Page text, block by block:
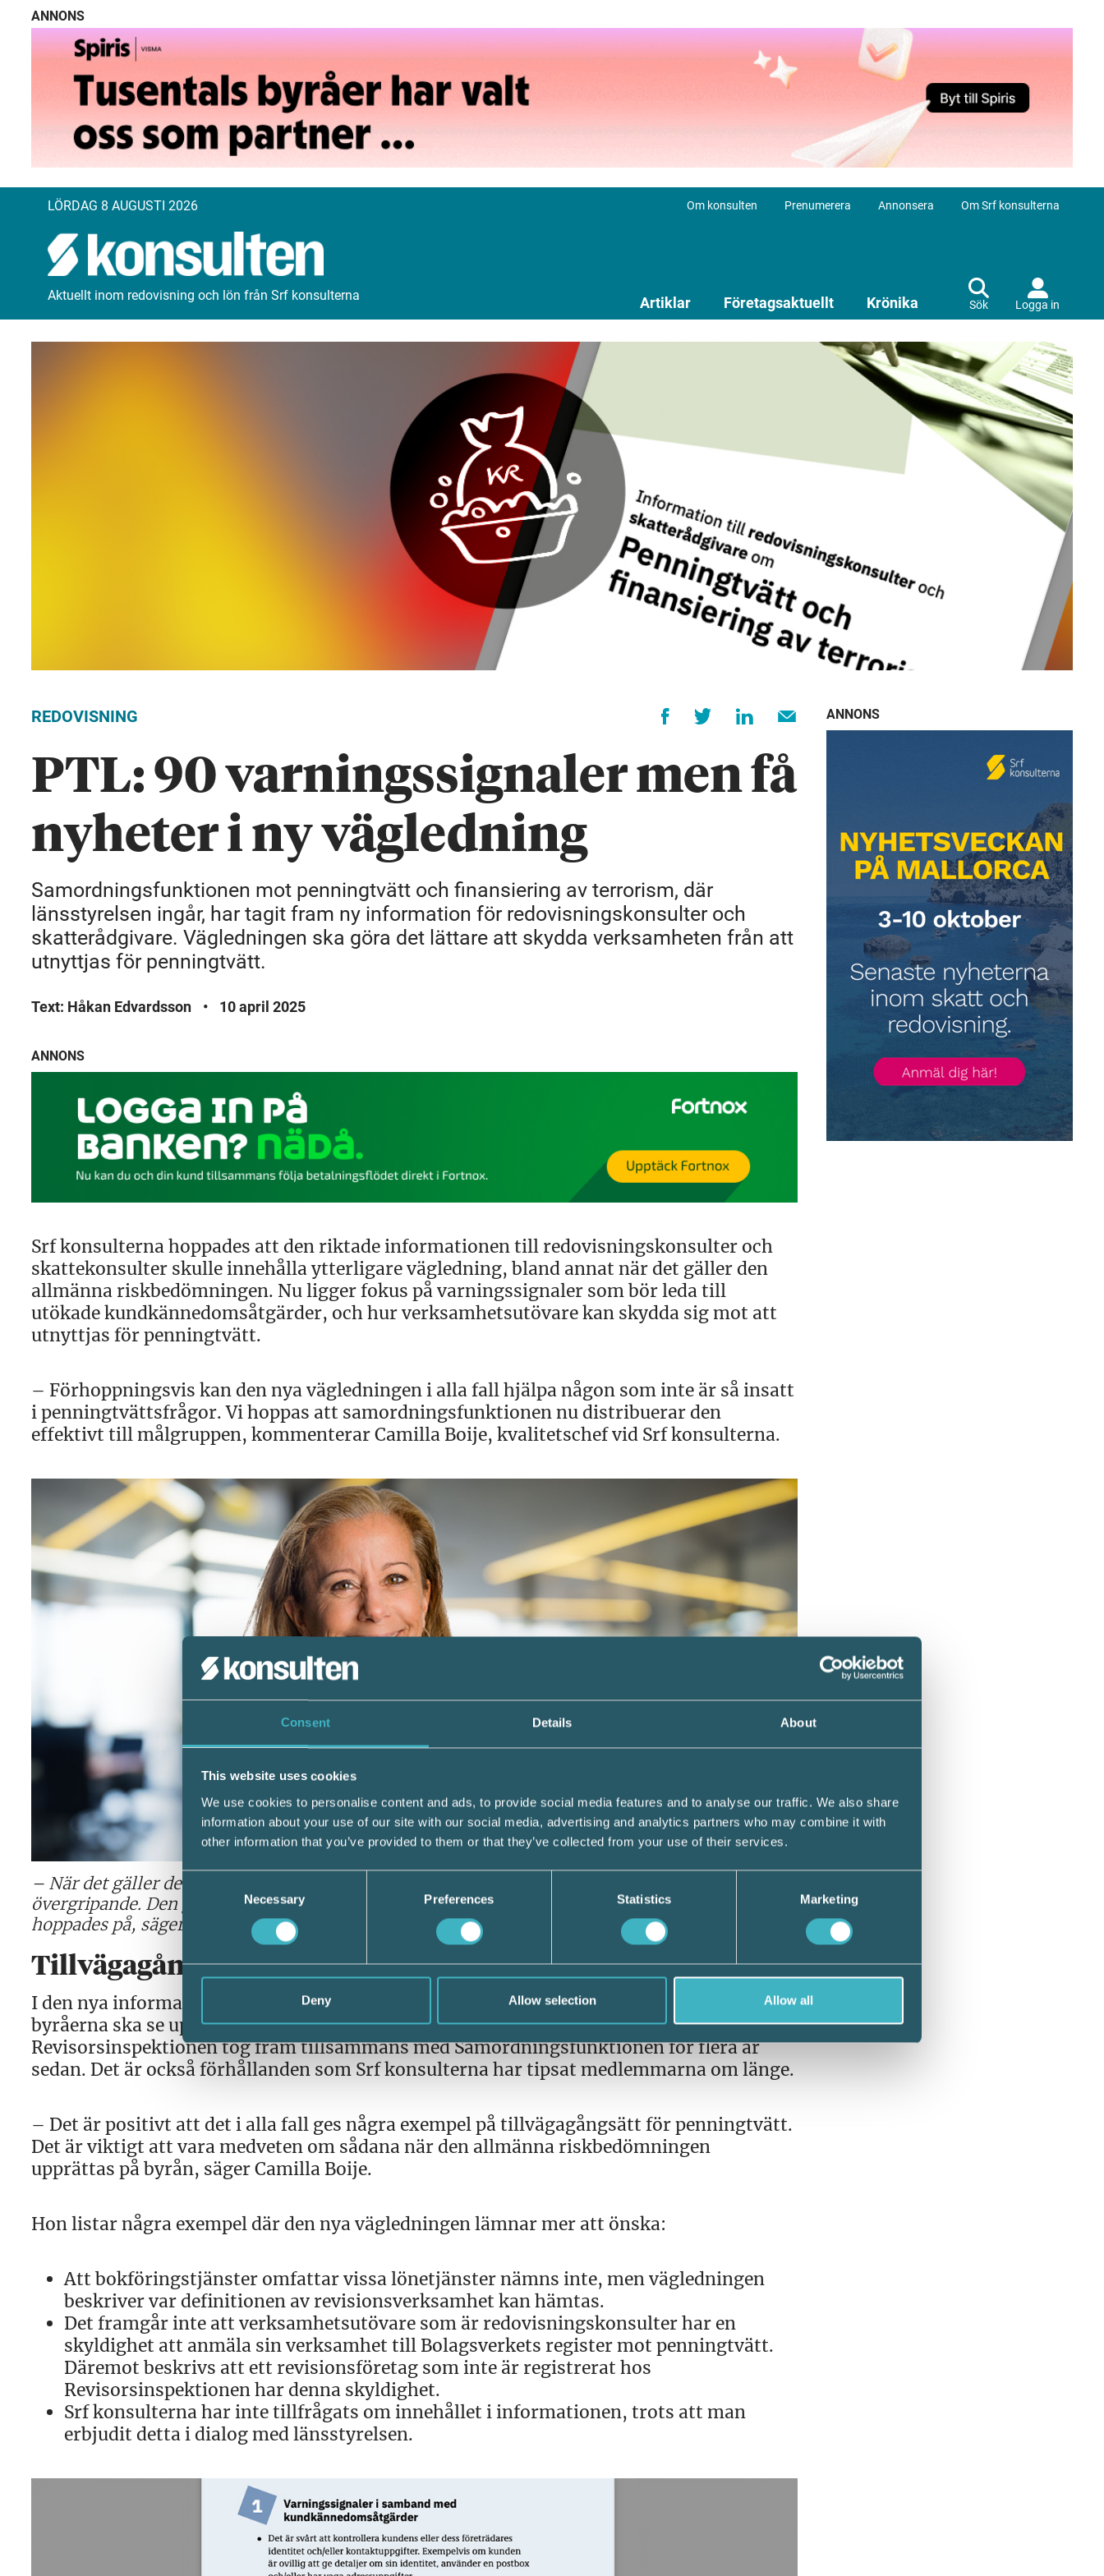
Consent Details About
This website uses cookies
We use cookies to personalise content and ads, to provide social media features and to analyse our traffic. We also share
information about your use of our site with our social media, advertising and analytics partners who may combine it with
other information that you’ve provided to them or that they’ve collected from your use of their services.
Consent
Necessary Preferences Statistics Marketing
Deny Allow selection Allow all
ANNONS
LÖRDAG 8 AUGUSTI 2026 Om konsulten Prenumerera Annonsera Om Srf konsulterna
Aktuellt inom redovisning och lön från Srf konsulterna Artiklar Företagsaktuellt Krönika Sök Logga in
REDOVISNING
PTL: 90 varningssignaler men få
nyheter i ny vägledning
Samordningsfunktionen mot penningtvätt och finansiering av terrorism, där
länsstyrelsen ingår, har tagit fram ny information för redovisningskonsulter och
skatterådgivare. Vägledningen ska göra det lättare att skydda verksamheten från att
utnyttjas för penningtvätt.
Text: Håkan Edvardsson • 10 april 2025
ANNONS
Srf konsulterna hoppades att den riktade informationen till redovisningskonsulter och
skattekonsulter skulle innehålla ytterligare vägledning, bland annat när det gäller den
allmänna riskbedömningen. Nu ligger fokus på varningssignaler som bör leda till
utökade kundkännedomsåtgärder, och hur verksamhetsutövare kan skydda sig mot att
utnyttjas för penningtvätt.
– Förhoppningsvis kan den nya vägledningen i alla fall hjälpa någon som inte är så insatt
i penningtvättsfrågor. Vi hoppas att samordningsfunktionen nu distribuerar den
effektivt till målgruppen, kommenterar Camilla Boije, kvalitetschef vid Srf konsulterna.
– När det gäller de administrativa kraven enligt penningtvättslagen är informationen väldigt
övergripande. Den ger inte den konkreta vägledning med tydliga exempel som branschen
hoppades på, säger Camilla Boije, kvalitetschef vid Srf konsulterna.
Malin Sydne.
Tillvägagångssätt och varningssignaler
I den nya informationen riktar Samordningsfunktionen in sig på varningssignaler
byråerna ska se upp med. Det är i stora delar samma information som
Revisorsinspektionen tog fram tillsammans med Samordningsfunktionen för flera år
sedan. Det är också förhållanden som Srf konsulterna har tipsat medlemmarna om länge.
– Det är positivt att det i alla fall ges några exempel på tillvägagångsätt för penningtvätt.
Det är viktigt att vara medveten om sådana när den allmänna riskbedömningen
upprättas på byrån, säger Camilla Boije.
Hon listar några exempel där den nya vägledningen lämnar mer att önska:
Att bokföringstjänster omfattar vissa lönetjänster nämns inte, men vägledningen
beskriver var definitionen av revisionsverksamhet kan hämtas.
Det framgår inte att verksamhetsutövare som är redovisningskonsulter har en
skyldighet att anmäla sin verksamhet till Bolagsverkets register mot penningtvätt.
Däremot beskrivs att ett revisionsföretag som inte är registrerat hos
Revisorsinspektionen har denna skyldighet.
Srf konsulterna har inte tillfrågats om innehållet i informationen, trots att man
erbjudit detta i dialog med länsstyrelsen.
ANNONS